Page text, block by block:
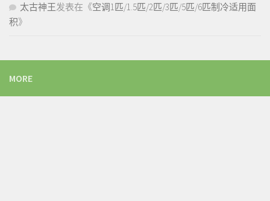
太古神王发表在《空调1匹/1.5匹/2匹/3匹/5匹/6匹制冷适用面
积》
MORE